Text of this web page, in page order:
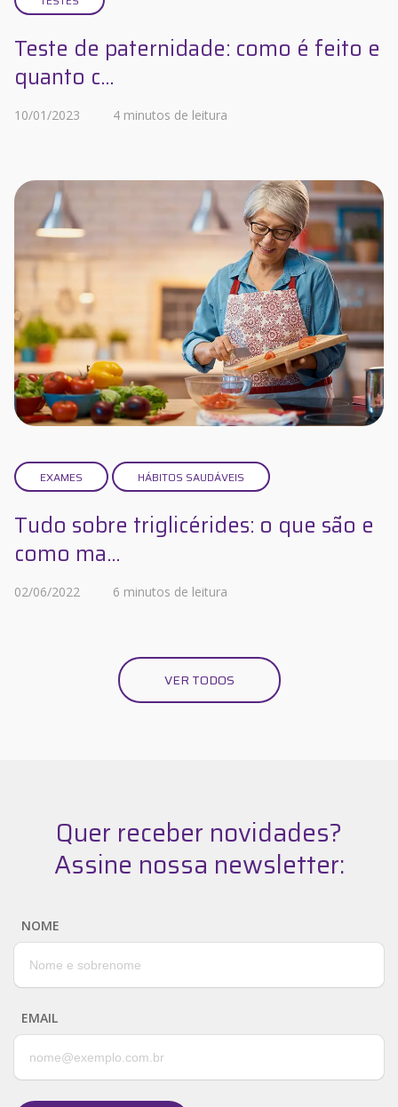
Teste de paternidade: como é feito e
quanto c...
10/01/2023 4 minutos de leitura
EXAMES HÁBITOS SAUDÁVEIS
Tudo sobre triglicérides: o que são e
como ma...
02/06/2022 6 minutos de leitura
VER TODOS
Quer receber novidades?
Assine nossa newsletter:
NOME
EMAIL